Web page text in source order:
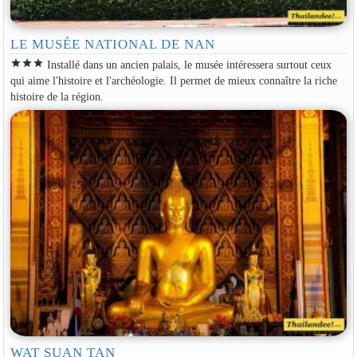
LE MUSÉE NATIONAL DE NAN
starstarstar Installé dans un ancien palais, le musée intéressera surtout ceux
qui aime l'histoire et l'archéologie. Il permet de mieux connaître la riche
histoire de la région.
WAT SUAN TAN